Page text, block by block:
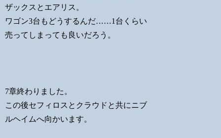
ザックスとエアリス。
ワゴン3台もどうするんだ……1台くらい
売ってしまっても良いだろう。
7章終わりました。
この後セフィロスとクラウドと共にニブ
ルヘイムへ向かいます。